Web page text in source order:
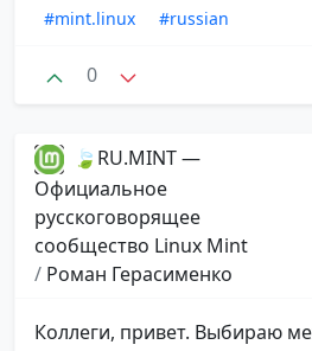
#mint.linux #russian
0
🍃RU.MINT —
Официальное
русскоговорящее
сообщество Linux Mint
/ Роман Герасименко
Коллеги, привет. Выбираю